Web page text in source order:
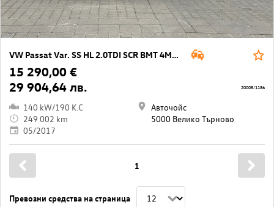
VW Passat Var. SS HL 2.0TDI SCR BMT 4MOTION
15 290,00 €
29 904,64 лв.
140 kW/190 K.C
249 002 km
05/2017
Авточойс
5000 Велико Търново
20005/1186
Превозни средства на страница
1